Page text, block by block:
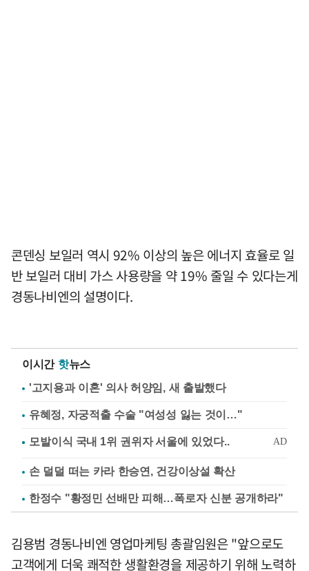
콘덴싱 보일러 역시 92% 이상의 높은 에너지 효율로 일
반 보일러 대비 가스 사용량을 약 19% 줄일 수 있다는게
경동나비엔의 설명이다.
이시간 핫뉴스
'고지용과 이혼' 의사 허양임, 새 출발했다
유혜정, 자궁적출 수술 "여성성 잃는 것이…"
손 덜덜 떠는 카라 한승연, 건강이상설 확산
한정수 "황정민 선배만 피해…폭로자 신분 공개하라"
김용범 경동나비엔 영업마케팅 총괄임원은 "앞으로도
고객에게 더욱 쾌적한 생활환경을 제공하기 위해 노력하